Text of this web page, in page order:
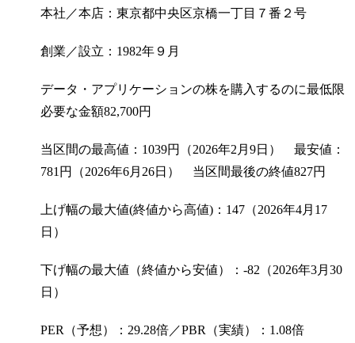
本社／本店：東京都中央区京橋一丁目７番２号
創業／設立：1982年９月
データ・アプリケーションの株を購入するのに最低限
必要な金額82,700円
当区間の最高値：1039円（2026年2月9日） 最安値：
781円（2026年6月26日） 当区間最後の終値827円
上げ幅の最大値(終値から高値)：147（2026年4月17
日）
下げ幅の最大値（終値から安値）：-82（2026年3月30
日）
PER（予想）：29.28倍／PBR（実績）：1.08倍